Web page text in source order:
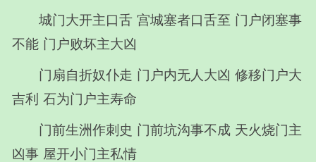
城门大开主口舌 宫城塞者口舌至 门户闭塞事
不能 门户败坏主大凶
门扇自折奴仆走 门户内无人大凶 修移门户大
吉利 石为门户主寿命
门前生洲作刺史 门前坑沟事不成 天火烧门主
凶事 屋开小门主私情